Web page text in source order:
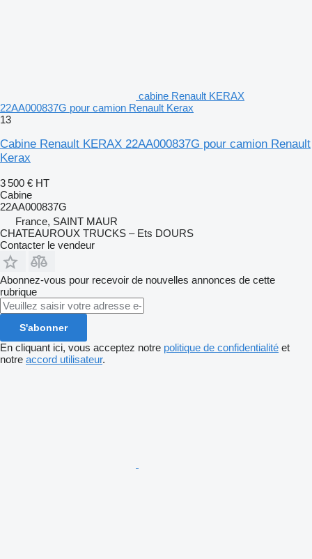
cabine Renault KERAX
22AA000837G pour camion Renault Kerax
13
Cabine Renault KERAX 22AA000837G pour camion Renault
Kerax
3 500 € HT
Cabine
22AA000837G
France, SAINT MAUR
CHATEAUROUX TRUCKS – Ets DOURS
Contacter le vendeur
Abonnez-vous pour recevoir de nouvelles annonces de cette
rubrique
S'abonner
En cliquant ici, vous acceptez notre politique de confidentialité et
notre accord utilisateur.